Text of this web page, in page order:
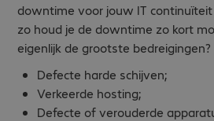
downtime voor jouw IT
zo houd je de downtime zo kort
eigenlijk de grootste bedreigingen?
Defecte harde schijven;
Verkeerde hosting;
Defecte of verouderde